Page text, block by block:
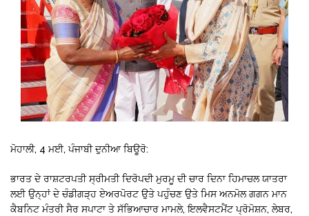
ਮੋਹਾਲੀ, 4 ਮਈ, ਪੰਜਾਬੀ ਦੁਨੀਆ ਬਿਊਰੋ:
ਭਾਰਤ ਦੇ ਰਾਸ਼ਟਰਪਤੀ ਸ੍ਰੀਮਤੀ ਦਿਰੋਪਦੀ ਮੁਰਮੂ ਦੀ ਚਾਰ ਦਿਨਾ ਹਿਮਾਚਲ ਯਾਤਰਾ
ਲਈ ਉਨ੍ਹਾਂ ਦੇ ਚੰਡੀਗੜ੍ਹ ਏਅਰਪੋਰਟ ਉਤੇ ਪਹੁੰਚਣ ਉਤੇ ਮਿਸ ਅਨਮੋਲ ਗਗਨ ਮਾਨ
ਕੈਬਨਿਟ ਮੰਤਰੀ ਸੈਰ ਸਪਾਟਾ ਤੇ ਸੱਭਿਆਚਾਰ ਮਾਮਲੇ, ਇਲਵੈਸਟਮੈਂਟ ਪ੍ਰੋਮੋਸ਼ਨ, ਲੇਬਰ,